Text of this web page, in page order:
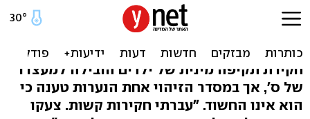
תיק הגב היה דומה: עיוור
נעצר ושוחרר
חקירת תקיפה מינית של ילדים הובילה למעצרו
של ס', אך במסדר הזיהוי אחת הנערות טענה כי
הוא אינו החשוד. "עברתי חקירות קשות. צעקו